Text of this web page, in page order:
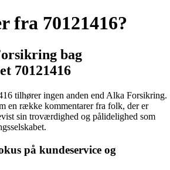
fra 70121416?
bag
70121416
tilhører ingen anden end Alka Forsikring.
en række kommentarer fra folk, der er
sin troværdighed og pålidelighed som
på kundeservice og